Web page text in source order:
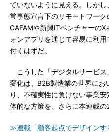
ていないように見える。しか
常事態宣言下のリモートワーク
GAFAMや新興ITベンチャーの
ォンアプリを通じて容易に利
付くはずだ。
こうした「デジタルサービス
変化は、B2B製造業の世界に
り、不確実性に負けない事業
体的な方策を、さらに本連載の
≫連載「顧客起点でデザインす